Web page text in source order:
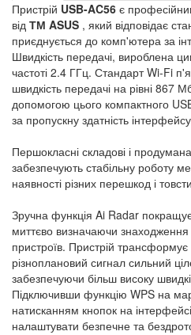
Пристрій USB-AC56 є
від ТМ ASUS , який відповідає
приєднується до комп'ютера за
Швидкість передачі, вироблена
частоті 2.4 ГГц. Стандарт Wi-Fi
швидкість передачі на рівні 867
допомогою цього компактного
за пропускну здатність
Першокласні складові і
забезпечують стабільну роботу
наявності різних перешкод і
Зручна функція Ai Radar
миттєво визначаючи
пристроїв. Пристрій
різноплановий сигнал сильний
забезпечуючи більш високу
Підключивши функцію WPS на
натисканням кнопок на
налаштувати безпечне та